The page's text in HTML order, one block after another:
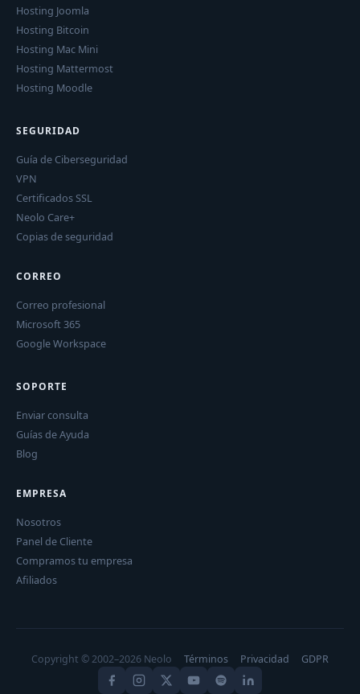
Hosting Joomla
Hosting Bitcoin
Hosting Mac Mini
Hosting Mattermost
Hosting Moodle
SEGURIDAD
Guía de Ciberseguridad
VPN
Certificados SSL
Neolo Care+
Copias de seguridad
CORREO
Correo profesional
Microsoft 365
Google Workspace
SOPORTE
Enviar consulta
Guías de Ayuda
Blog
EMPRESA
Nosotros
Panel de Cliente
Compramos tu empresa
Afiliados
Copyright © 2002–2026 Neolo Términos Privacidad GDPR